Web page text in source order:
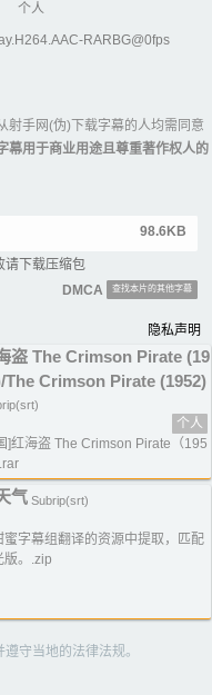
个人
RARBG@0fps
射手网(伪)下载字幕的人均需同意
幕用于商业用途且尊重著作权人的
98.6KB
请下载压缩包
DMCA
查找本片的其他字幕
隐私声明
盗 The Crimson Pirate (19
The Crimson Pirate (1952)
个人
]红海盗 The Crimson Pirate（195
气 Subrip(srt)
蜜字幕组翻译的资源中提取，匹配
版。.zip
守当地的法律法规。